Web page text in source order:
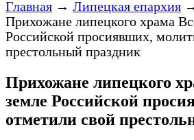
Главная → Липецкая епархия
Прихожане липецкого храма
Российской просиявших,
престольный праздник
Прихожане липецкого
земле Российской
отметили свой